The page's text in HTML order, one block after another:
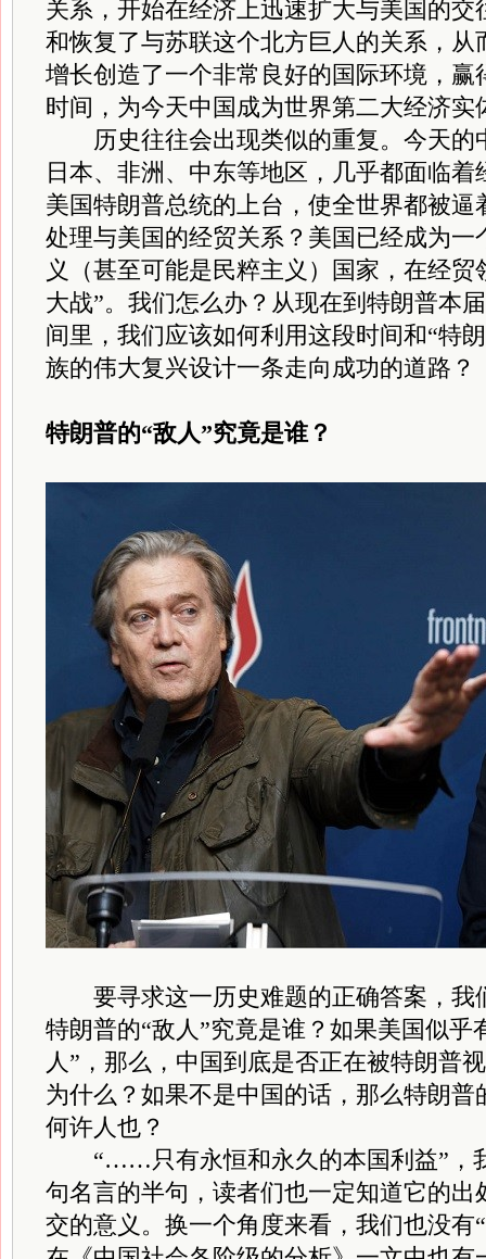
关系，开始在经济上迅速扩大与美国的交
和恢复了与苏联这个北方巨人的关系，从
增长创造了一个非常良好的国际环境，赢
时间，为今天中国成为世界第二大经济实
历史往往会出现类似的重复。今天的
日本、非洲、中东等地区，几乎都面临
美国特朗普总统的上台，使全世界都被逼
处理与美国的经贸关系？美国已经成为一
义（甚至可能是民粹主义）国家，在经贸
大战”。我们怎么办？从现在到特朗普本
间里，我们应该如何利用这段时间和“特
族的伟大复兴设计一条走向成功的道路？
特朗普的“敌人”究竟是谁？
要寻求这一历史难题的正确答案，我
特朗普的“敌人”究竟是谁？如果美国似乎
人”，那么，中国到底是否正在被特朗普
为什么？如果不是中国的话，那么特朗普
何许人也？
“……只有永恒和永久的本国利益”，
句名言的半句，读者们也一定知道它的出
交的意义。换一个角度来看，我们也没有